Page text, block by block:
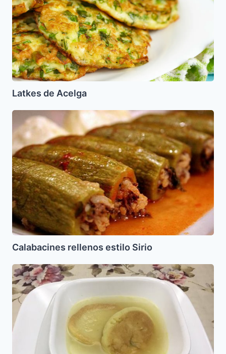
Latkes de Acelga
Calabacines
rellenos
estilo
Sirio
Calabacines rellenos estilo Sirio
Tortitas
se
Semola